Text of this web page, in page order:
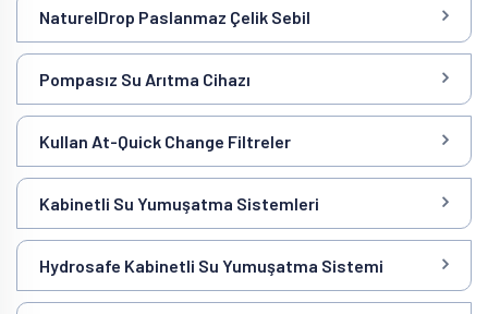
NaturelDrop Paslanmaz Çelik Sebil
Pompasız Su Arıtma Cihazı
Kullan At-Quick Change Filtreler
Kabinetli Su Yumuşatma Sistemleri
Hydrosafe Kabinetli Su Yumuşatma Sistemi